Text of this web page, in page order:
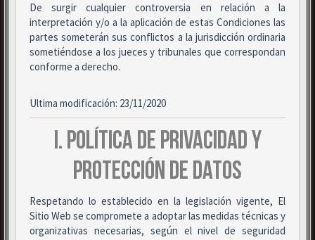
De surgir cualquier controversia en relación a la
interpretación y/o a la aplicación de estas Condiciones las
partes someterán sus conflictos a la jurisdicción ordinaria
sometiéndose a los jueces y tribunales que correspondan
conforme a derecho.
Ultima modificación: 23/11/2020
I. POLÍTICA DE PRIVACIDAD Y
PROTECCIÓN DE DATOS
Respetando lo establecido en la legislación vigente, El
Sitio Web se compromete a adoptar las medidas técnicas y
organizativas necesarias, según el nivel de seguridad